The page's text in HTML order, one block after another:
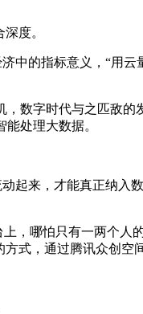
度。
中的指标意义，“用云
数字时代与之匹敌的
处理大数据。
起来，才能真正纳入
，哪怕只有一两个人
式，通过腾讯众创空